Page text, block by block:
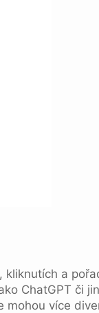
a
ChatGPT či
mohou více